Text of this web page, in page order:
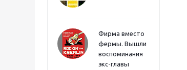
Фирма вместо
фермы. Вышли
воспоминания
экс-главы